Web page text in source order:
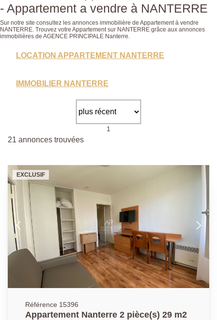
- Appartement a vendre à NANTERRE
Sur notre site consultez les annonces immobilière de Appartement à vendre
NANTERRE. Trouvez votre Appartement sur NANTERRE grâce aux annonces
immobilières de AGENCE PRINCIPALE Nanterre.
LOCATION APPARTEMENT NANTERRE
IMMOBILIER NANTERRE
1
21 annonces trouvées
EXCLUSIF
Référence 15396
Appartement Nanterre 2 pièce(s) 29 m2